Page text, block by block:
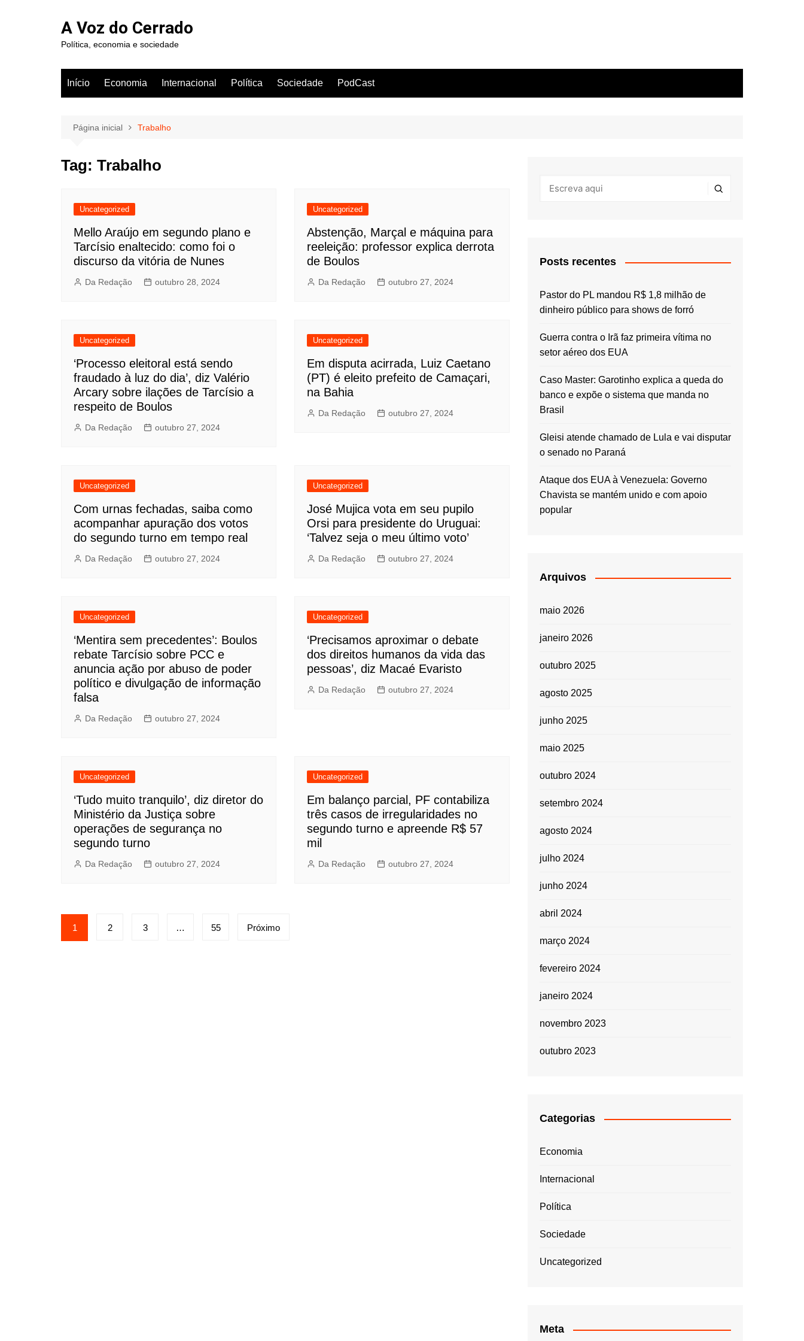
A Voz do Cerrado
Política, economia e sociedade
Início Economia Internacional Política Sociedade PodCast
Página inicial Trabalho
Tag: Trabalho
Uncategorized
Mello Araújo em segundo plano e
Tarcísio enaltecido: como foi o
discurso da vitória de Nunes
Da Redação outubro 28, 2024
Uncategorized
Abstenção, Marçal e máquina para
reeleição: professor explica derrota
de Boulos
Da Redação outubro 27, 2024
Uncategorized
‘Processo eleitoral está sendo
fraudado à luz do dia’, diz Valério
Arcary sobre ilações de Tarcísio a
respeito de Boulos
Da Redação outubro 27, 2024
Uncategorized
Em disputa acirrada, Luiz Caetano
(PT) é eleito prefeito de Camaçari,
na Bahia
Da Redação outubro 27, 2024
Uncategorized
Com urnas fechadas, saiba como
acompanhar apuração dos votos
do segundo turno em tempo real
Da Redação outubro 27, 2024
Uncategorized
José Mujica vota em seu pupilo
Orsi para presidente do Uruguai:
‘Talvez seja o meu último voto’
Da Redação outubro 27, 2024
Uncategorized
‘Mentira sem precedentes’: Boulos
rebate Tarcísio sobre PCC e
anuncia ação por abuso de poder
político e divulgação de informação
falsa
Da Redação outubro 27, 2024
Uncategorized
‘Precisamos aproximar o debate
dos direitos humanos da vida das
pessoas’, diz Macaé Evaristo
Da Redação outubro 27, 2024
Uncategorized
‘Tudo muito tranquilo’, diz diretor do
Ministério da Justiça sobre
operações de segurança no
segundo turno
Da Redação outubro 27, 2024
Uncategorized
Em balanço parcial, PF contabiliza
três casos de irregularidades no
segundo turno e apreende R$ 57
mil
Da Redação outubro 27, 2024
Paginação
de
1 2 3 … 55 Próximo
Posts recentes
Pastor do PL mandou R$ 1,8 milhão de
dinheiro público para shows de forró
Guerra contra o Irã faz primeira vítima no
setor aéreo dos EUA
Caso Master: Garotinho explica a queda do
banco e expõe o sistema que manda no
Brasil
Gleisi atende chamado de Lula e vai disputar
o senado no Paraná
Ataque dos EUA à Venezuela: Governo
Chavista se mantém unido e com apoio
popular
Arquivos
maio 2026
janeiro 2026
outubro 2025
agosto 2025
junho 2025
maio 2025
outubro 2024
setembro 2024
agosto 2024
julho 2024
junho 2024
abril 2024
março 2024
fevereiro 2024
janeiro 2024
novembro 2023
outubro 2023
Categorias
Economia
Internacional
Política
Sociedade
Uncategorized
Meta